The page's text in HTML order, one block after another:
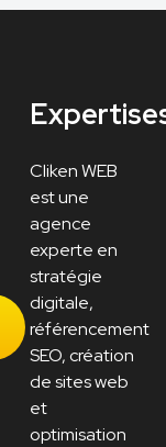
Cliken WEB
est une
agence
experte en
stratégie
digitale,
référencement
SEO, création
de sites web
et
optimisation